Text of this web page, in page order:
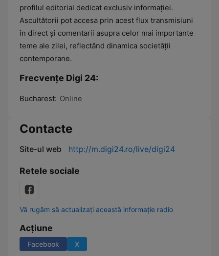
profilul editorial dedicat exclusiv informației.
Ascultătorii pot accesa prin acest flux transmisiuni
în direct și comentarii asupra celor mai importante
teme ale zilei, reflectând dinamica societății
contemporane.
Frecvențe Digi 24:
Bucharest: Online
Contacte
Site-ul web http://m.digi24.ro/live/digi24
Retele sociale
Vă rugăm să actualizați această informație radio
Acțiune
Facebook X